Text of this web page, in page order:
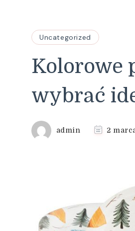
Uncategorized
Kolorowe
wybrać
admin 2